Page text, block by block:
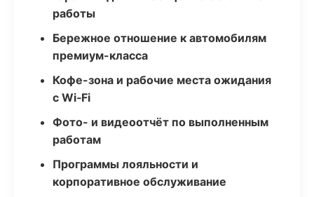
работы
Бережное отношение к автомобилям
премиум-класса
Кофе-зона и рабочие места ожидания
с Wi‑Fi
Фото- и видеоотчёт по выполненным
работам
Программы лояльности и
корпоративное обслуживание